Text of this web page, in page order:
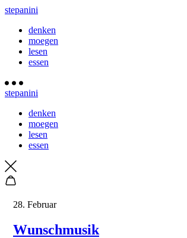
stepanini
denken
moegen
lesen
essen
stepanini
denken
moegen
lesen
essen
28. Februar
Wunschmusik